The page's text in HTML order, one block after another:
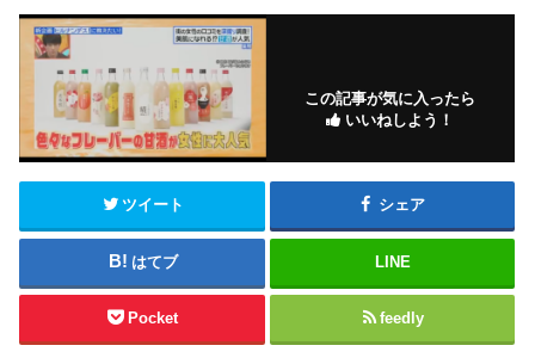
この記事が気に入ったら
いいねしよう！
ツイート シェア
はてブ LINE
Pocket feedly